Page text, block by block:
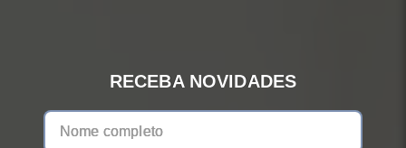
RECEBA NOVIDADES